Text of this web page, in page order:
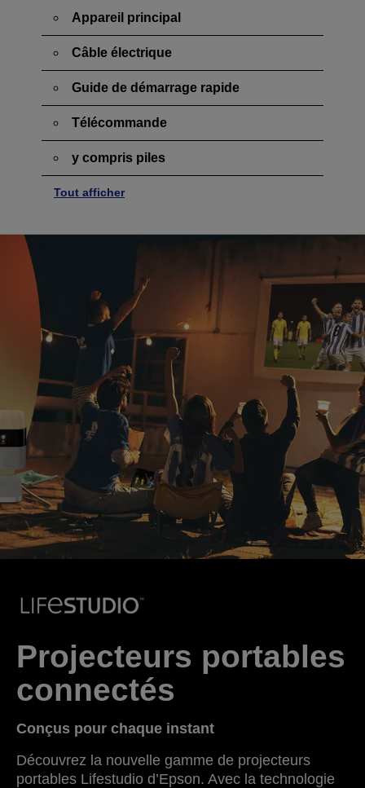
Appareil principal
Câble électrique
Guide de démarrage rapide
Télécommande
y compris piles
Tout afficher
Projecteurs portables
connectés
Conçus pour chaque instant
Découvrez la nouvelle gamme de projecteurs
portables Lifestudio d’Epson. Avec la technologie